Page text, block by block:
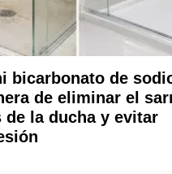
bicarbonato de
de eliminar el
de la ducha y evitar